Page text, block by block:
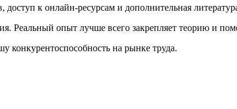
к онлайн-ресурсам и дополнительная
Реальный опыт лучше всего закрепляет теорию и
конкурентоспособность на рынке труда.